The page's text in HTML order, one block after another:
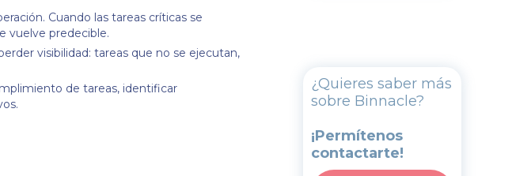
Cuando las tareas críticas se
vuelve predecible.
visibilidad: tareas que no se ejecutan,
de tareas, identificar
¿Quieres saber más
sobre Binnacle?
¡Permítenos
contactarte!